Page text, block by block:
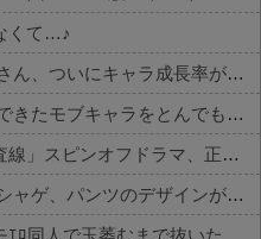
くて…♪
【朗報】 ファイアーエムブレムさん、ついにキャラ成長率がゲーム内で見れるようになる
【画像】 範馬勇次郎さん、挑んできたモブキャラをとんでもない目に合わせてしまう
佐藤二朗さん主演の「踊る大捜査線」スピンオフドラマ、正式に中止との報道
【朗報】 パンツが見える一般ソシャゲ、パンツのデザインが上方修正される
ｴﾛ同人で玉萎むまで抜いた